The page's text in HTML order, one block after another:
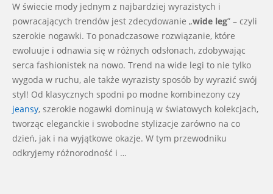
21
W świecie mody jednym z najbardziej wyrazistych i
powracających trendów jest zdecydowanie „wide leg” – czyli
szerokie nogawki. To ponadczasowe rozwiązanie, które
ewoluuje i odnawia się w różnych odsłonach, zdobywając
serca fashionistek na nowo. Trend na wide legi to nie tylko
wygoda w ruchu, ale także wyrazisty sposób by wyrazić swój
styl! Od klasycznych spodni po modne kombinezony czy
jeansy, szerokie nogawki dominują w światowych kolekcjach,
tworząc eleganckie i swobodne stylizacje zarówno na co
dzień, jak i na wyjątkowe okazje. W tym przewodniku
odkryjemy różnorodność i …